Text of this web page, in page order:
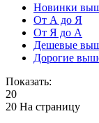
Новинки
От А до Я
От Я до А
Дешевые
Дорогие
Показать:
20
20 На страницу